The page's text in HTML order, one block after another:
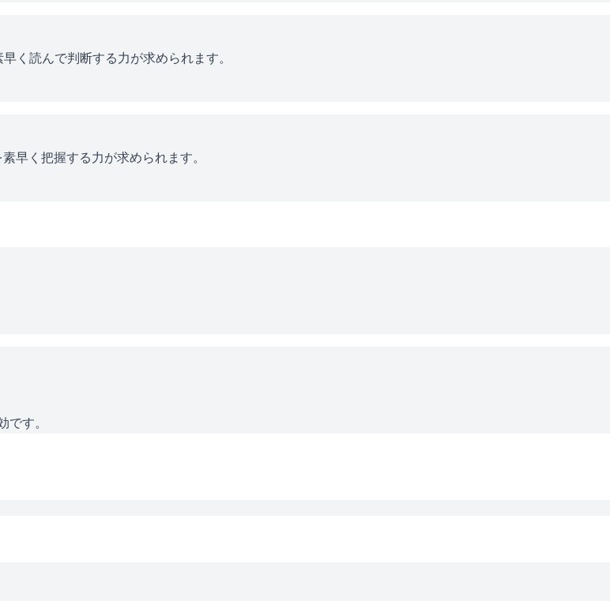
く読んで判断する力が求められます。
早く把握する力が求められます。
です。